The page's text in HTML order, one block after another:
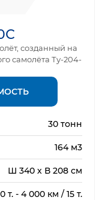
созданный на
самолёта Ту-204-
30 тонн
164 м3
Ш 340 х В 208 см
т. - 4 000 км / 15 т.